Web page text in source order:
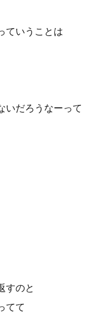
ていうことは
いだろうなーって
すのと
てて